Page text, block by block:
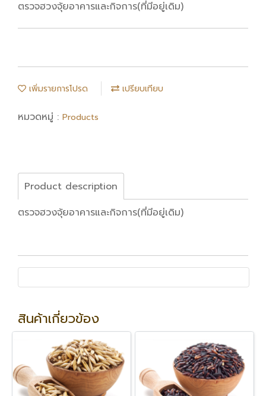
ตรวจฮวงจุ้ยอาคารและกิจการ(ที่มีอยู่เดิม)
เพิ่มรายการโปรด เปรียบเทียบ
หมวดหมู่ : Products
Product description
ตรวจฮวงจุ้ยอาคารและกิจการ(ที่มีอยู่เดิม)
สินค้าเกี่ยวข้อง